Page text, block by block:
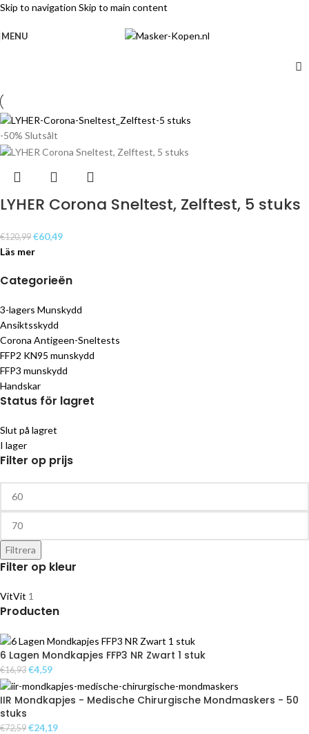
Skip to navigation Skip to main content
GRATIS FRAKT från 49 € exkl.
MENU
Categorieën
3-lagers Munskydd
Ansiktsskydd
Corona Antigeen-Sneltests
FFP2 KN95 munskydd
FFP3 munskydd
Handskar
Status för lagret
Slut på lagret
I lager
Filter op prijs
Filtrera
Filter op kleur
VitVit 1
Producten
6 Lagen Mondkapjes FFP3 NR Zwart 1 stuk
€16,93 €4,59
IIR Mondkapjes - Medische Chirurgische Mondmaskers - 50
stuks
€72,59 €24,19
-50% Slutsålt
LYHER Corona Sneltest, Zelftest, 5 stuks
€120,99 €60,49
Läs mer